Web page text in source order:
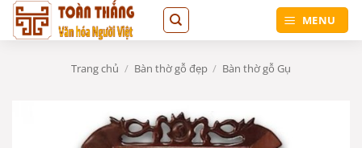
Bỏ
qua
MENU
Trang chủ / Bàn thờ gỗ đẹp / Bàn thờ gỗ Gụ